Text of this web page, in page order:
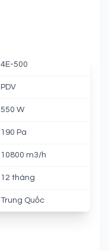
4E-500
PDV
550 W
190 Pa
10800 m3/h
12 tháng
Trung Quốc